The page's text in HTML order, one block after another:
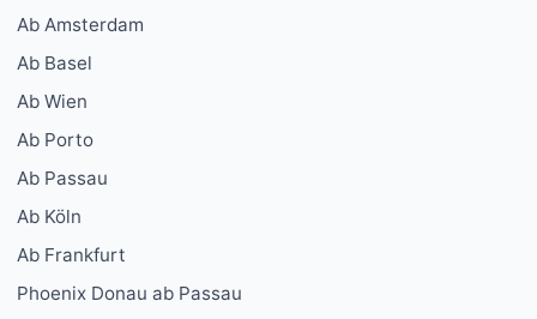
Ab Amsterdam
Ab Basel
Ab Wien
Ab Porto
Ab Passau
Ab Köln
Ab Frankfurt
Phoenix Donau ab Passau